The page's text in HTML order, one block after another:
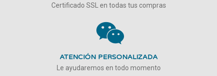
Certificado SSL en todas tus compras
ATENCIÓN PERSONALIZADA
Le ayudaremos en todo momento